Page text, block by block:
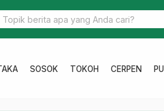
Bulan Ramadhan
SOSOK TOKOH CERPEN